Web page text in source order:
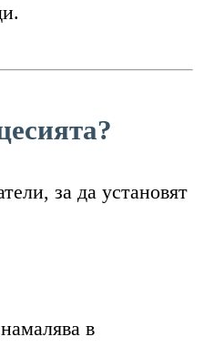
за да установят
в